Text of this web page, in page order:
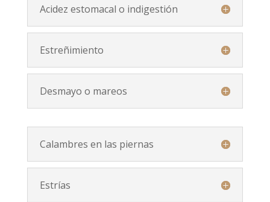
Acidez estomacal o indigestión
Estreñimiento
Desmayo o mareos
Calambres en las piernas
Estrías